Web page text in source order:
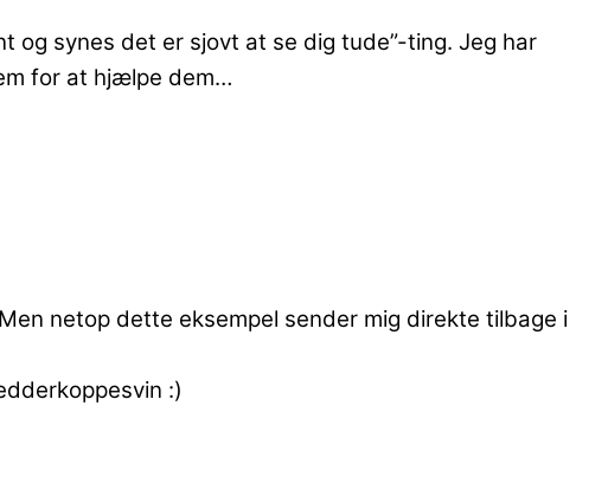
og synes det er sjovt at se dig tude”-ting. Jeg har
for at hjælpe dem…
netop dette eksempel sender mig direkte tilbage i
:)